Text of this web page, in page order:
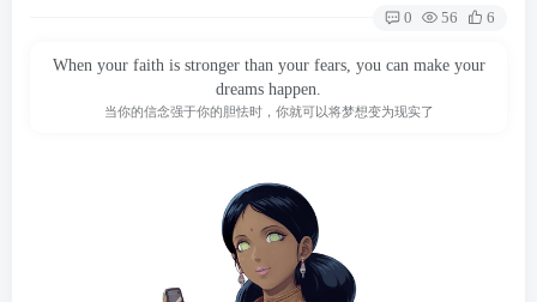
0 56 6
When your faith is stronger than your fears, you can make your
dreams happen.
当你的信念强于你的胆怯时，你就可以将梦想变为现实了